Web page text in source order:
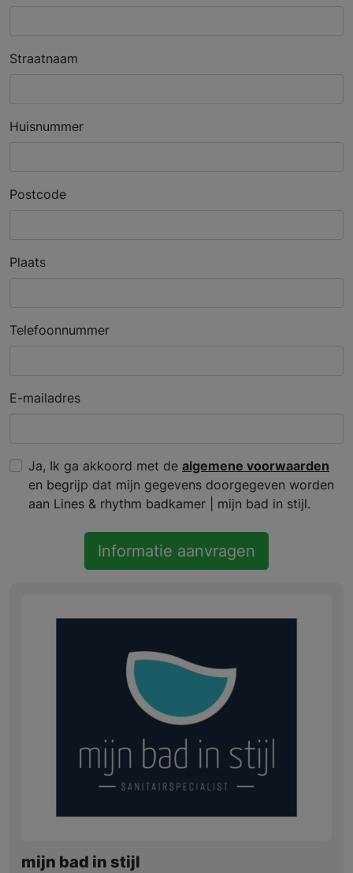
Straatnaam
Huisnummer
Postcode
Plaats
Telefoonnummer
E-mailadres
Ja, Ik ga akkoord met de algemene voorwaarden
en begrijp dat mijn gegevens doorgegeven worden
aan Lines & rhythm badkamer | mijn bad in stijl.
Informatie aanvragen
mijn bad in stijl